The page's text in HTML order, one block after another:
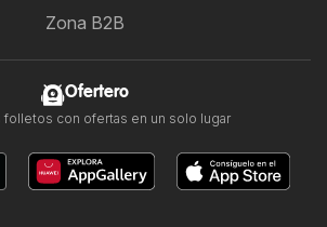
Zona B2B
Ofertero
folletos con ofertas en un solo lugar